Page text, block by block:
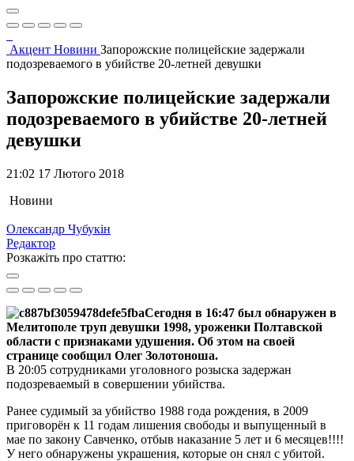
Акцент Новини Запорожские полицейские задержали
подозреваемого в убийстве 20-летней девушки
Запорожские полицейские задержали
подозреваемого в убийстве 20-летней
девушки
21:02 17 Лютого 2018
Новини
Олександр Чубукін
Редактор
Розкажіть про статтю:
Сегодня в 16:47 был обнаружен в
Мелитополе труп девушки 1998, уроженки Полтавской
области с признаками удушения. Об этом на своей
странице сообщил Олег Золотоноша.
В 20:05 сотрудниками уголовного розыска задержан
подозреваемый в совершении убийства.
Ранее судимый за убийство 1988 года рождения, в 2009
приговорён к 11 годам лишения свободы и выпущенный в
мае по закону Савченко, отбыв наказание 5 лет и 6 месяцев!!!!
У него обнаружены украшения, которые он снял с убитой.